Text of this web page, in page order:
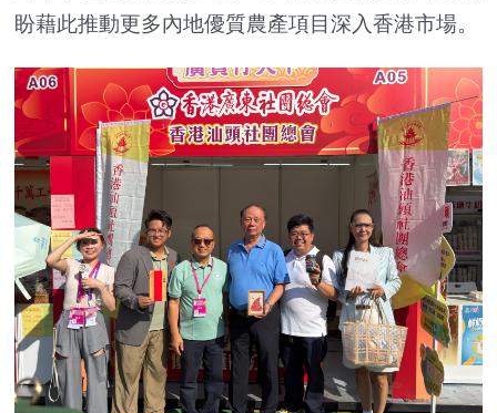
盼藉此推動更多內地優質農產項目深入香港市場。